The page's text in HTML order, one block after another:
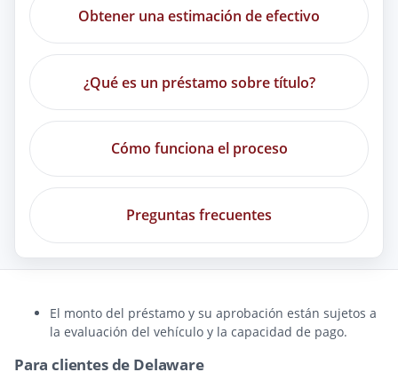
Obtener una estimación de efectivo
¿Qué es un préstamo sobre título?
Cómo funciona el proceso
Preguntas frecuentes
El monto del préstamo y su aprobación están sujetos a
la evaluación del vehículo y la capacidad de pago.
Para clientes de Delaware